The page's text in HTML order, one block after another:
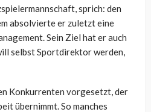
sprich: den
absolvierte er zuletzt eine
Sein Ziel hat er auch
selbst Sportdirektor werden,
Konkurrenten vorgesetzt, der
übernimmt. So manches